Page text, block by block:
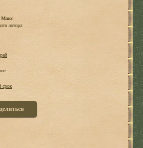
Макс
автора:
срок